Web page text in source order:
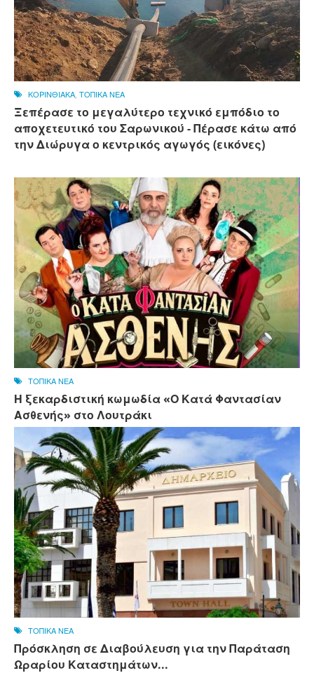
ΚΟΡΙΝΘΙΑΚΑ ΤΟΠΙΚΑ ΝΕΑ
Ξεπέρασε το μεγαλύτερο τεχνικό εμπόδιο το
αποχετευτικό του Σαρωνικού - Πέρασε κάτω από
την Διώρυγα ο κεντρικός αγωγός (εικόνες)
ΤΟΠΙΚΑ ΝΕΑ
Η ξεκαρδιστική κωμωδία «Ο Κατά Φαντασίαν
Ασθενής» στο Λουτράκι
ΤΟΠΙΚΑ ΝΕΑ
Πρόσκληση σε Διαβούλευση για την Παράταση
Ωραρίου Καταστημάτων...